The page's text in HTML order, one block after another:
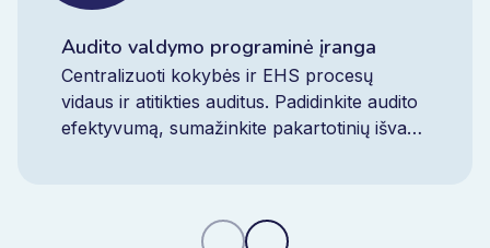
Audito valdymo programinė įranga
Centralizuoti kokybės ir EHS procesų
vidaus ir atitikties auditus. Padidinkite audito
efektyvumą, sumažinkite pakartotinių išvadų